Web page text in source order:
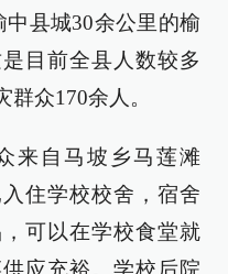
县城30余公里的榆
目前全县人数较多
众170余人。
来自马坡乡马莲滩
住学校校舍，宿舍
可以在学校食堂就